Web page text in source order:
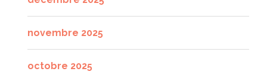
novembre 2025
octobre 2025